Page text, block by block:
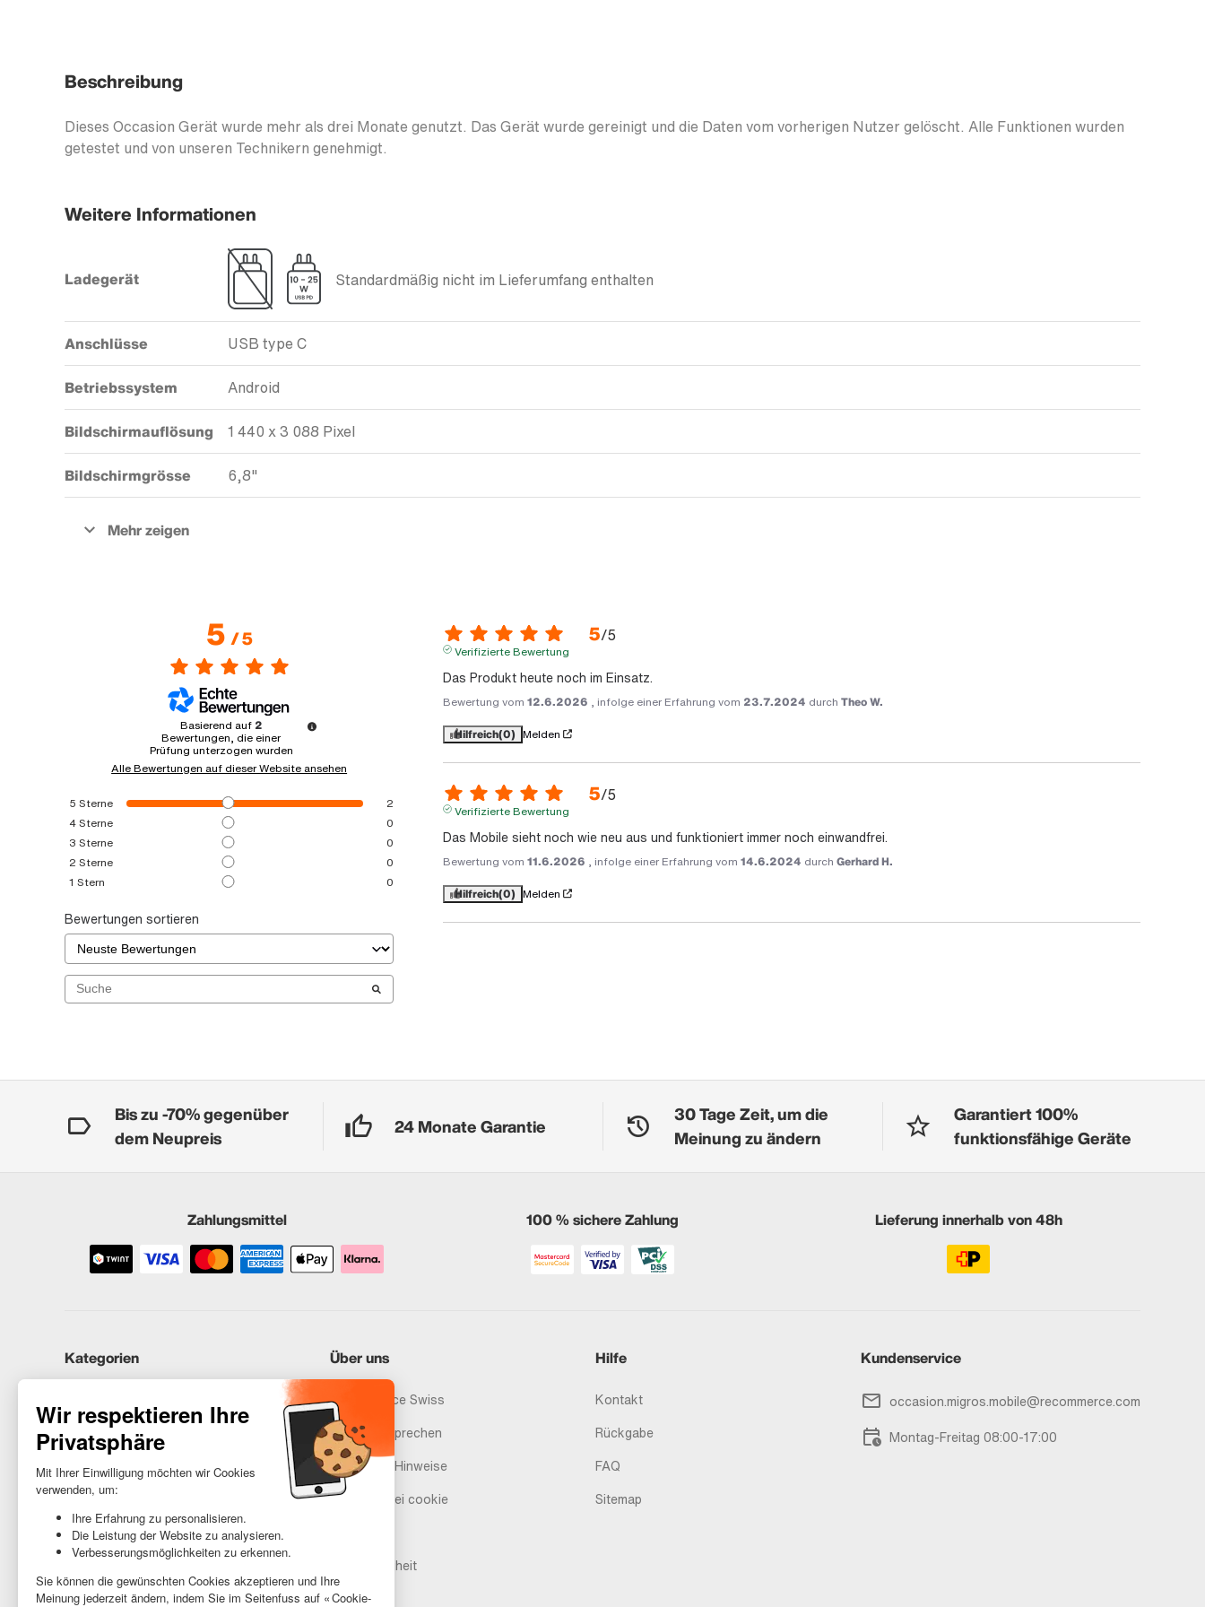
Beschreibung
Dieses Occasion Gerät wurde mehr als drei Monate genutzt. Das Gerät wurde gereinigt und die Daten vom vorherigen Nutzer gelöscht. Alle Funktionen wurden
getestet und von unseren Technikern genehmigt.
Weitere Informationen
Ladegerät Standardmäßig nicht im Lieferumfang enthalten
Anschlüsse USB type C
Betriebssystem Android
Bildschirmauflösung 1 440 x 3 088 Pixel
Bildschirmgrösse 6,8"
5/5
Basierend auf 2
Bewertungen, die einer
Prüfung unterzogen wurden
Alle Bewertungen auf dieser Website ansehen
5 Sterne
2
4Sterne
0
3 Sterne
0
2 Sterne
0
1 Stern 0
Bewertungen sortieren
5/5
Verifizierte Bewertung
Das Produkt heute noch im Einsatz.
Bewertung vom12.6.2026 , infolge einer Erfahrung vom 23.7.2024 durchTheo W.
Hilfreich(0) Melden
5/5
Verifizierte Bewertung
Das Mobile sieht noch wie neu aus und funktioniert immer noch einwandfrei.
Bewertung vom11.6.2026 , infolge einer Erfahrung vom14.6.2024 durchGerhard H.
Hilfreich(0) Melden
Bis zu -70% gegenüber
dem Neupreis
24 Monate Garantie
30 Tage Zeit, um die
Meinung zu ändern
Garantiert 100%
funktionsfähige Geräte
Zahlungsmittel 100 % sichere Zahlung Lieferung innerhalb von 48h
Kategorien
Samsung
Huawei
Benötigst du Hilfe?
Über uns
Recommerce Swiss
Unser Versprechen
Rechtliche Hinweise
Gestione dei cookie
Barrierefreiheit
Hilfe
Kontakt
Rückgabe
FAQ
Sitemap
Kundenservice
occasion.migros.mobile@recommerce.com
Montag-Freitag 08:00-17:00